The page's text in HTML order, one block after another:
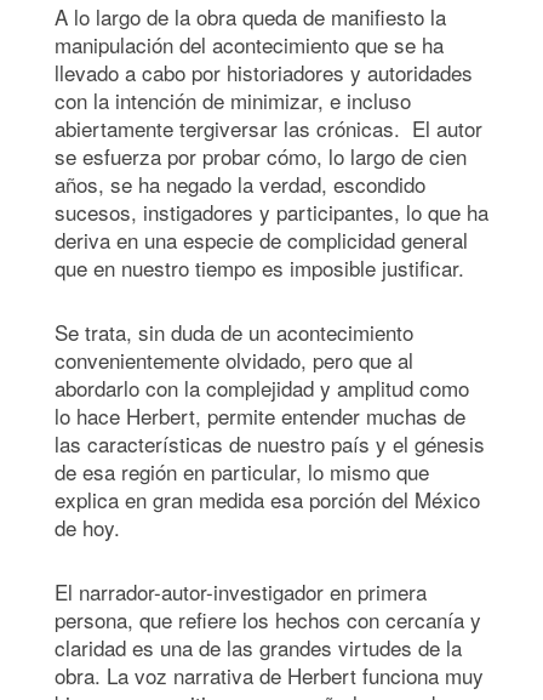
A lo largo de la obra queda de manifiesto la
manipulación del acontecimiento que se ha
llevado a cabo por historiadores y autoridades
con la intención de minimizar, e incluso
abiertamente tergiversar las crónicas. El autor
se esfuerza por probar cómo, lo largo de cien
años, se ha negado la verdad, escondido
sucesos, instigadores y participantes, lo que ha
deriva en una especie de complicidad general
que en nuestro tiempo es imposible justificar.
Se trata, sin duda de un acontecimiento
convenientemente olvidado, pero que al
abordarlo con la complejidad y amplitud como
lo hace Herbert, permite entender muchas de
las características de nuestro país y el génesis
de esa región en particular, lo mismo que
explica en gran medida esa porción del México
de hoy.
El narrador-autor-investigador en primera
persona, que refiere los hechos con cercanía y
claridad es una de las grandes virtudes de la
obra. La voz narrativa de Herbert funciona muy